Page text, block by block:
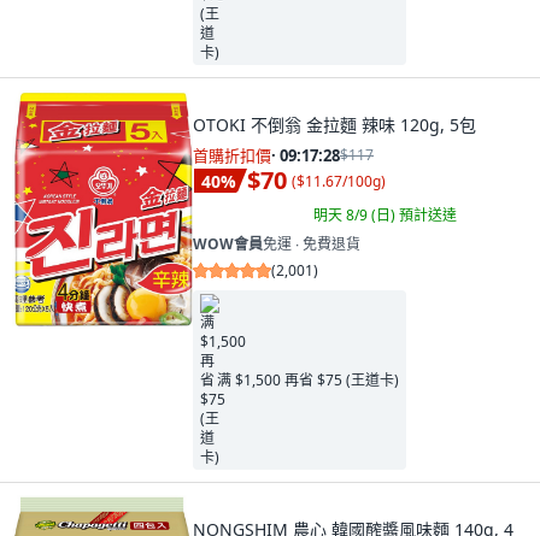
OTOKI 不倒翁 金拉麵 辣味 120g, 5包
首購折扣價· 09:17:26$117
40% $70 ($11.67/100g)
明天 8/9 (日)預計送達
WOW會員免運 ∙ 免費退貨
(2,001)
满 $1,500 再省 $75 (王道卡)
NONGSHIM 農心 韓國醡醬風味麵 140g, 4